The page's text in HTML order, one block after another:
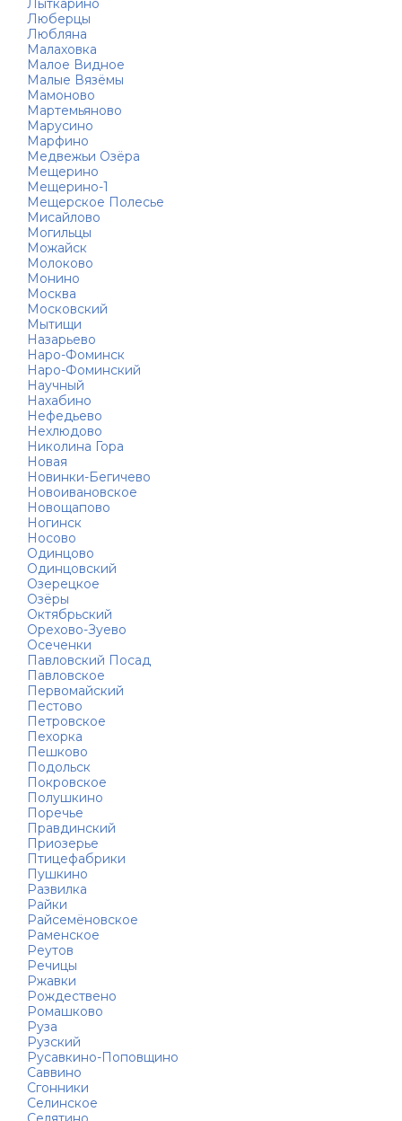
Лыткарино
Люберцы
Любляна
Малаховка
Малое Видное
Малые Вязёмы
Мамоново
Мартемьяново
Марусино
Марфино
Медвежьи Озёра
Мещерино
Мещерино-1
Мещерское Полесье
Мисайлово
Могильцы
Можайск
Молоково
Монино
Москва
Московский
Мытищи
Назарьево
Наро-Фоминск
Наро-Фоминский
Научный
Нахабино
Нефедьево
Нехлюдово
Николина Гора
Новая
Новинки-Бегичево
Новоивановское
Новощапово
Ногинск
Носово
Одинцово
Одинцовский
Озерецкое
Озёры
Октябрьский
Орехово-Зуево
Осеченки
Павловский Посад
Павловское
Первомайский
Пестово
Петровское
Пехорка
Пешково
Подольск
Покровское
Полушкино
Поречье
Правдинский
Приозерье
Птицефабрики
Пушкино
Развилка
Райки
Райсемёновское
Раменское
Реутов
Речицы
Ржавки
Рождествено
Ромашково
Руза
Рузский
Русавкино-Поповщино
Саввино
Сгонники
Селинское